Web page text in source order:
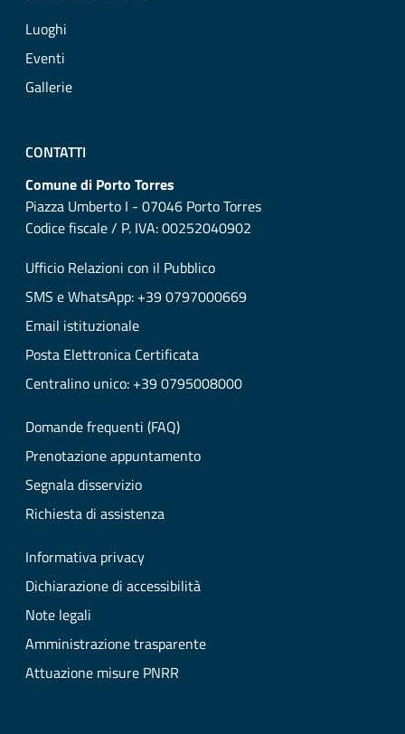
Luoghi
Eventi
Gallerie
CONTATTI
Comune di Porto Torres
Piazza Umberto I - 07046 Porto Torres
Codice fiscale / P. IVA: 00252040902
Ufficio Relazioni con il Pubblico
SMS e WhatsApp: +39 0797000669
Email istituzionale
Posta Elettronica Certificata
Centralino unico: +39 0795008000
Domande frequenti (FAQ)
Prenotazione appuntamento
Segnala disservizio
Richiesta di assistenza
Informativa privacy
Dichiarazione di accessibilità
Note legali
Amministrazione trasparente
Attuazione misure PNRR